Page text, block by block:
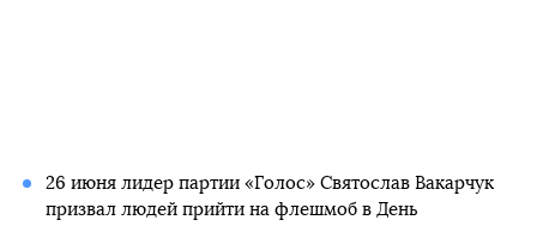
26 июня лидер партии «Голос» Святослав Вакарчук
призвал людей прийти на флешмоб в День